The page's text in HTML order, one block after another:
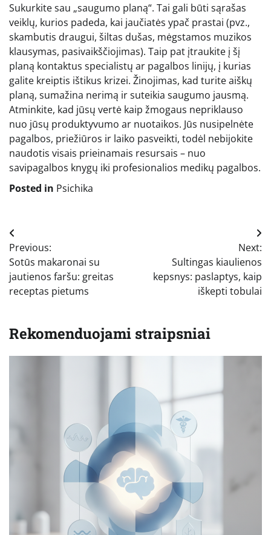
Sukurkite sau „saugumo planą“. Tai gali būti sąrašas
veiklų, kurios padeda, kai jaučiatės ypač prastai (pvz.,
skambutis draugui, šiltas dušas, mėgstamos muzikos
klausymas, pasivaikščiojimas). Taip pat įtraukite į šį
planą kontaktus specialistų ar pagalbos linijų, į kurias
galite kreiptis ištikus krizei. Žinojimas, kad turite aiškų
planą, sumažina nerimą ir suteikia saugumo jausmą.
Atminkite, kad jūsų vertė kaip žmogaus nepriklauso
nuo jūsų produktyvumo ar nuotaikos. Jūs nusipelnėte
pagalbos, priežiūros ir laiko pasveikti, todėl nebijokite
naudotis visais prieinamais resursais – nuo
savipagalbos knygų iki profesionalios medikų pagalbos.
Posted in Psichika
Navigacija
tarp
įrašų
Previous:
Sotūs makaronai su
jautienos faršu: greitas
receptas pietums
Next:
Sultingas kiaulienos
kepsnys: paslaptys, kaip
iškepti tobulai
Rekomenduojami straipsniai